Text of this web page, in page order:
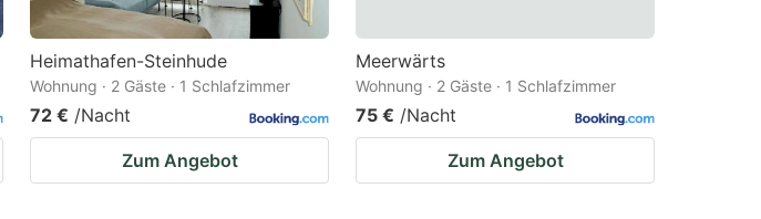
Heimathafen-Steinhude
Wohnung · 2 Gäste · 1 Schlafzimmer
72 € /Nacht
Zum Angebot
Meerwärts
Wohnung · 2 Gäste · 1 Schlafzimmer
75 € /Nacht
Zum Angebot